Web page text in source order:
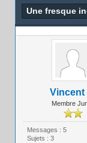
Une fresque
Vincent
Membre
Messages : 5
Sujets : 3